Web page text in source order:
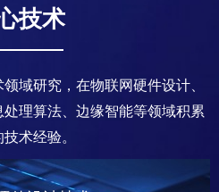
技术
域研究，在物联网硬件设计、
理算法、边缘智能等领域积累
术经验。